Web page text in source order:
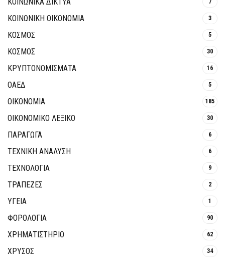
7
ΚΟΙΝΩΝΙΚΉ ΟΙΚΟΝΟΜΊΑ 3
ΚΟΣΜΟΣ 5
ΚΟΣΜΟΣ 30
ΚΡΥΠΤΟΝΟΜΊΣΜΑΤΑ 16
ΟΑΕΔ 5
ΟΙΚΟΝΟΜΙΑ 185
ΟΙΚΟΝΟΜΙΚΟ ΛΕΞΙΚΟ 30
ΠΑΡΑΓΩΓΑ 6
ΤΕΧΝΙΚΗ ΑΝΑΛΥΣΗ 6
ΤΕΧΝΟΛΟΓΙΑ 9
ΤΡΆΠΕΖΕΣ 2
ΥΓΕΙΑ 1
ΦΟΡΟΛΟΓΙΑ 90
ΧΡΗΜΑΤΙΣΤΗΡΙΟ 62
ΧΡΥΣΟΣ 34